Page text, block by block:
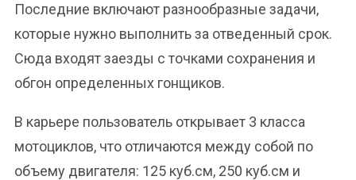
Последние включают разнообразные задачи,
которые нужно выполнить за отведенный срок.
Сюда входят заезды с точками сохранения и
обгон определенных гонщиков.
В карьере пользователь открывает 3 класса
мотоциклов, что отличаются между собой по
объему двигателя: 125 куб.см, 250 куб.см и